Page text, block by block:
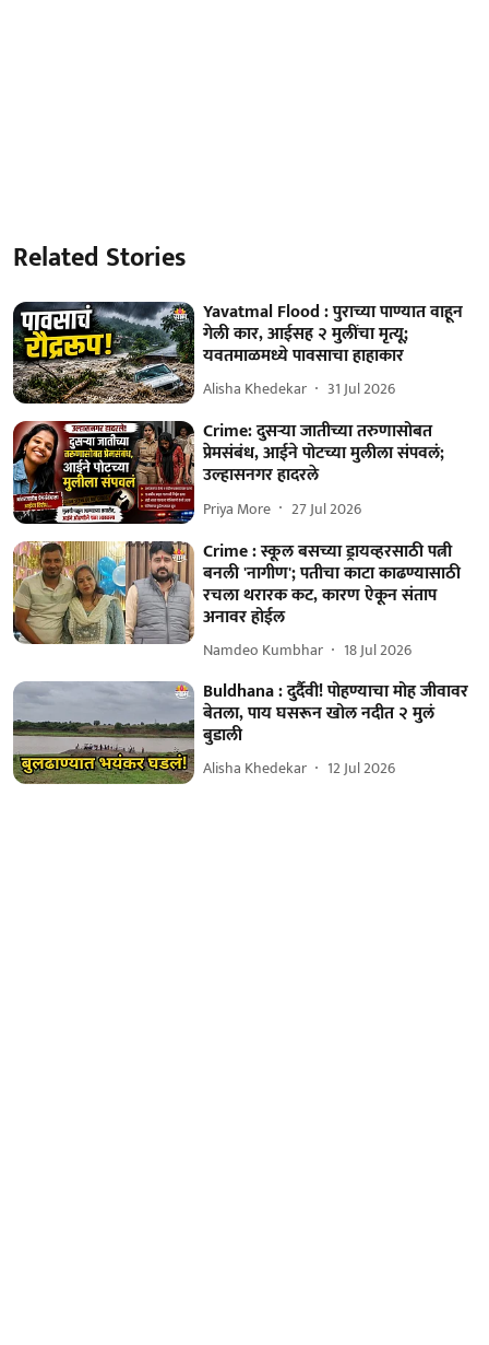
Related Stories
Yavatmal Flood : पुराच्या पाण्यात वाहून
गेली कार, आईसह २ मुलींचा मृत्यू;
यवतमाळमध्ये पावसाचा हाहाकार
Alisha Khedekar 31 Jul 2026
Crime: दुसऱ्या जातीच्या तरुणासोबत
प्रेमसंबंध, आईने पोटच्या मुलीला संपवलं;
उल्हासनगर हादरले
Priya More 27 Jul 2026
Crime : स्कूल बसच्या ड्रायव्हरसाठी पत्नी
बनली 'नागीण'; पतीचा काटा काढण्यासाठी
रचला थरारक कट, कारण ऐकून संताप
अनावर होईल
Namdeo Kumbhar 18 Jul 2026
Buldhana : दुर्दैवी! पोहण्याचा मोह जीवावर
बेतला, पाय घसरून खोल नदीत २ मुलं
बुडाली
Alisha Khedekar 12 Jul 2026